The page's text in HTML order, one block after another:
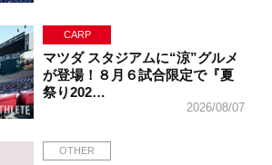
CARP
マツダ スタジアムに“涼”グルメ
が登場！８月６試合限定で『夏
祭り202…
2026/08/07
OTHER